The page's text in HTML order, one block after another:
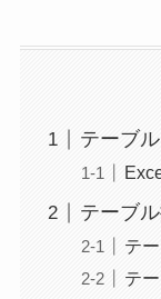
テーブ
テーブ
テ
テ